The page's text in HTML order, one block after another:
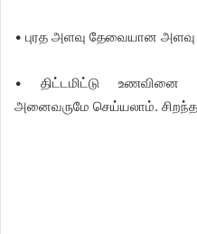
• புரத அளவு தேவையான
• திட்டமிட்டு உணவினை
அனைவருமே செய்யலாம்.